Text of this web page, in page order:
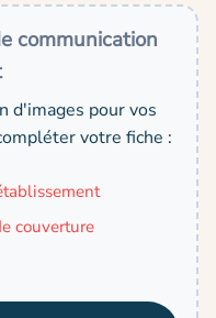
communication
d'images pour vos
votre fiche :
couverture